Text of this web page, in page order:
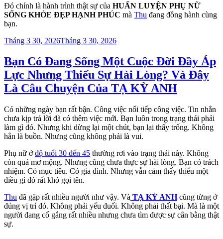
Đó chính là hành trình thật sự của HUẤN LUYỆN PHỤ NỮ
SỐNG KHỎE ĐẸP HẠNH PHÚC mà Thu đang đồng hành cùng
bạn.
Đăng
Tháng 3 30, 2026Tháng 3 30, 2026
Bạn Có Đang Sống Một Cuộc Đời Đầy Áp
Lực Nhưng Thiếu Sự Hài Lòng? Và Đây
Là Câu Chuyện Của TẠ KỲ ANH
Có những ngày bạn rất bận. Công việc nối tiếp công việc. Tin nhắn
chưa kịp trả lời đã có thêm việc mới. Bạn luôn trong trạng thái phải
làm gì đó. Nhưng khi dừng lại một chút, bạn lại thấy trống. Không
hẳn là buồn. Nhưng cũng không phải là vui.
Phụ nữ ởđộ tuổi 30 đến 45 thường rơi vào trạng thái này. Không
còn quá mơ mộng. Nhưng cũng chưa thực sự hài lòng. Bạn có trách
nhiệm. Có mục tiêu. Có gia đình. Nhưng vẫn cảm thấy thiếu một
điều gì đó rất khó gọi tên.
Thu đã gặp rất nhiều người như vậy. Và TẠ KỲ ANHcũng từng ở
đúng vị trí đó. Không phải yếu đuối. Không phải thất bại. Mà là một
người đang cố gắng rất nhiều nhưng chưa tìm được sự cân bằng thật
sự.